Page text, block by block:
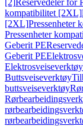
[2]Reservedeler for
kompatibilitet [2XL]
[2XL]Pressenheter
Pressenheter
Geberit PE
Geberit PE
Elektrosveiseverktøy
Buttsveiseverktøy
buttsveiseverktøy